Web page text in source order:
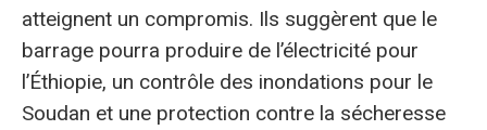
atteignent un compromis. Ils suggèrent que le
barrage pourra produire de l’électricité pour
l’Éthiopie, un contrôle des inondations pour le
Soudan et une protection contre la sécheresse